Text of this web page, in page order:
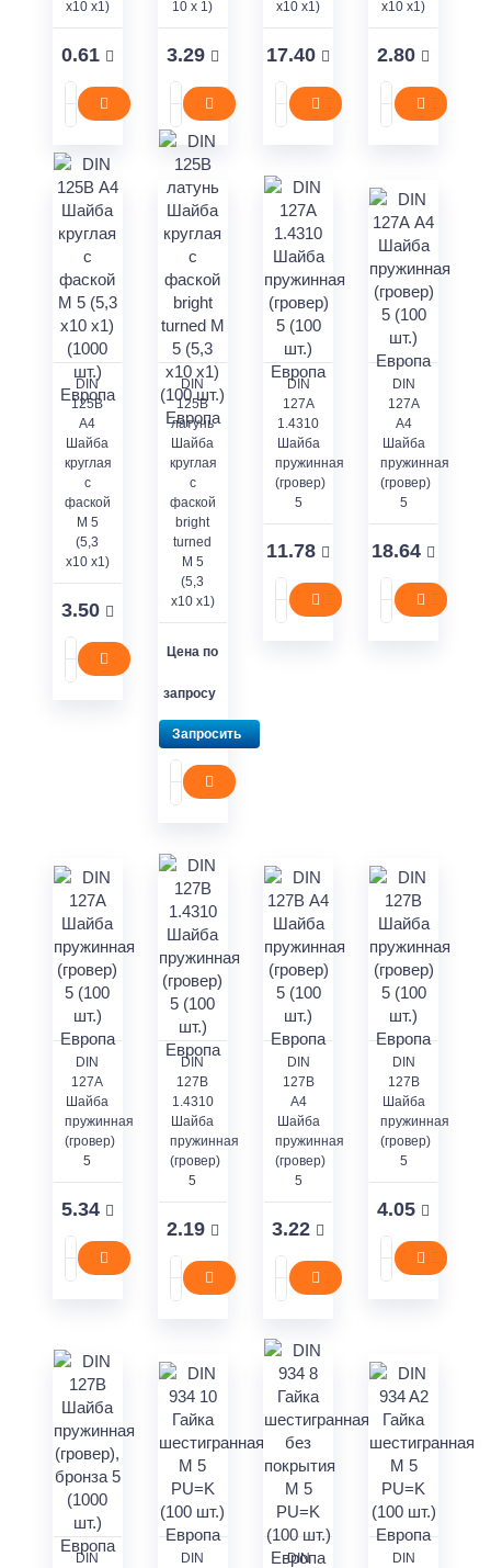
x10 x1)
0.61
10 x 1)
3.29
x10 x1)
17.40
x10 x1)
2.80
DIN
125В
А4
Шайба
круглая
с
фаской
М 5
(5,3
x10 x1)
3.50
DIN
125В
латунь
Шайба
круглая
с
фаской
bright
turned
М 5
(5,3
x10 x1)
Цена по
запросу
Запросить
DIN
127А
1.4310
Шайба
пружинная
(гровер)
5
11.78
DIN
127А
А4
Шайба
пружинная
(гровер)
5
18.64
DIN
127А
Шайба
пружинная
(гровер)
5
5.34
DIN
127В
1.4310
Шайба
пружинная
(гровер)
5
2.19
DIN
127В
А4
Шайба
пружинная
(гровер)
5
3.22
DIN
127В
Шайба
пружинная
(гровер)
5
4.05
DIN
DIN
DIN
DIN